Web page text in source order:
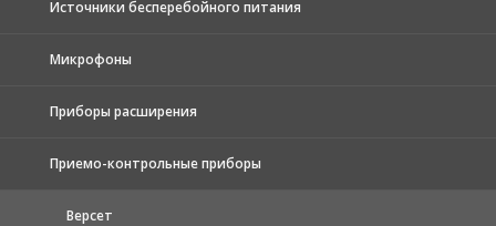
Источники бесперебойного питания
Микрофоны
Приборы расширения
Приемо-контрольные приборы
Версет